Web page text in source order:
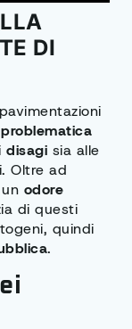
DI
problematica
disagi sia alle
Oltre ad
odore
di questi
quindi
.